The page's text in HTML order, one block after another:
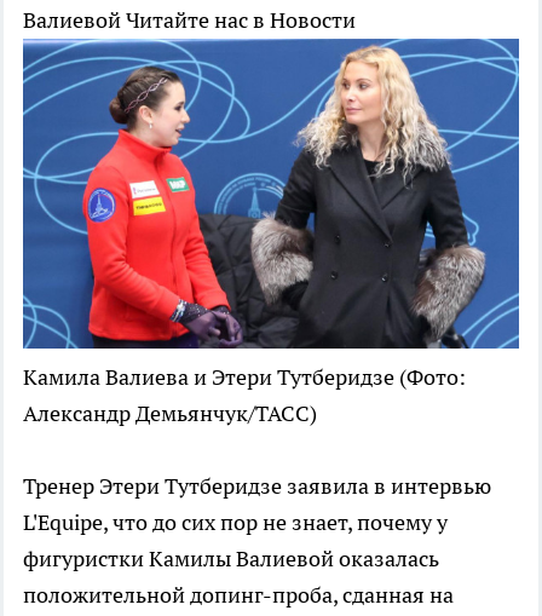
ВалиевойЧитайте нас в Новости
Камила Валиева и Этери Тутберидзе (Фото:
Александр Демьянчук/ТАСС)
Тренер Этери Тутберидзе заявила в интервью
L'Equipe, что до сих пор не знает, почему у
фигуристки Камилы Валиевой оказалась
положительной допинг-проба, сданная на